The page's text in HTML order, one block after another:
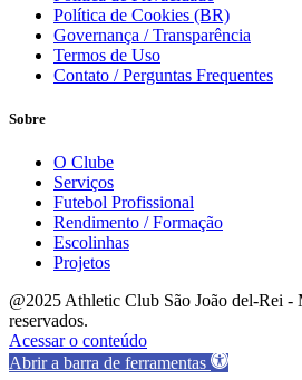
Política de Cookies (BR)
Governança / Transparência
Termos de Uso
Contato / Perguntas Frequentes
Sobre
O Clube
Serviços
Futebol Profissional
Rendimento / Formação
Escolinhas
Projetos
@2025 Athletic Club São João del-Rei
reservados.
Acessar o conteúdo
Abrir a barra de ferramentas